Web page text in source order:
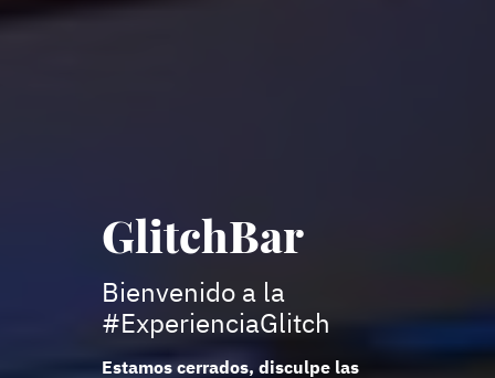
GlitchBar
Bienvenido a la
#ExperienciaGlitch
Estamos cerrados, disculpe las